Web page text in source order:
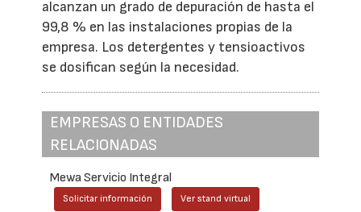
alcanzan un grado de depuración de hasta el
99,8 % en las instalaciones propias de la
empresa. Los detergentes y tensioactivos
se dosifican según la necesidad.
EMPRESAS O ENTIDADES
RELACIONADAS
Mewa Servicio Integral
Solicitar información Ver stand virtual